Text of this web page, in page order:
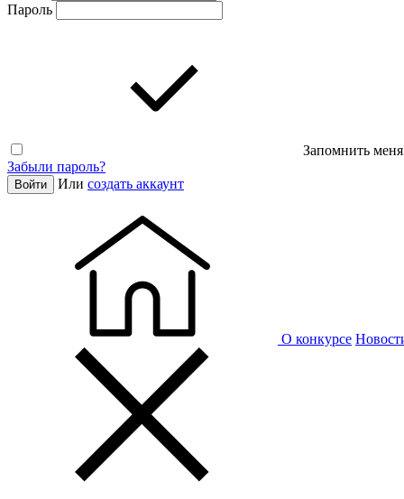
Пароль
Запомнить меня
Забыли пароль?
Войти Или создать аккаунт
О конкурсе